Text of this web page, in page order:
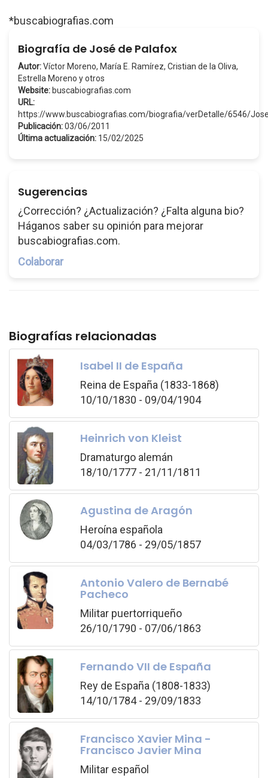
*buscabiografias.com
Biografía de José de Palafox
Autor:Víctor Moreno, María E. Ramírez, Cristian de la Oliva,
Estrella Moreno y otros
Website: buscabiografias.com
URL:
https://www.buscabiografias.com/biografia/verDetalle/6546/
Publicación:03/06/2011
Última actualización: 15/02/2025
Sugerencias
¿Corrección? ¿Actualización? ¿Falta alguna bio?
Háganos saber su opinión para mejorar
buscabiografias.com.
Colaborar
Biografías relacionadas
Isabel II de España
Reina de España (1833-1868)
10/10/1830 - 09/04/1904
Heinrich von Kleist
Dramaturgo alemán
18/10/1777 - 21/11/1811
Agustina de Aragón
Heroína española
04/03/1786 - 29/05/1857
Antonio Valero de Bernabé
Pacheco
Militar puertorriqueño
26/10/1790 - 07/06/1863
Fernando VII de España
Rey de España (1808-1833)
14/10/1784 - 29/09/1833
Francisco Xavier Mina -
Francisco Javier Mina
Militar español